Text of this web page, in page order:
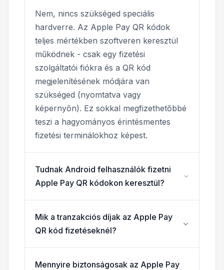
Nem, nincs szükséged speciális
hardverre. Az Apple Pay QR kódok
teljes mértékben szoftveren keresztül
működnek - csak egy fizetési
szolgáltatói fiókra és a QR kód
megjelenítésének módjára van
szükséged (nyomtatva vagy
képernyőn). Ez sokkal megfizethetőbbé
teszi a hagyományos érintésmentes
fizetési terminálokhoz képest.
Tudnak Android felhasználók fizetni
Apple Pay QR kódokon keresztül?
Mik a tranzakciós díjak az Apple Pay
QR kód fizetéseknél?
Mennyire biztonságosak az Apple Pay